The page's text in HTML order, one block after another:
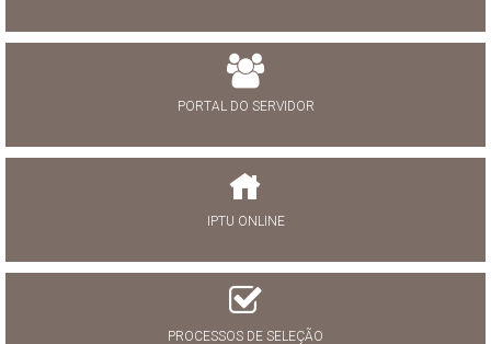
PORTAL DO SERVIDOR
IPTU ONLINE
PROCESSOS DE SELEÇÃO